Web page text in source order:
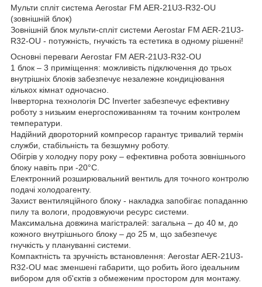
Мульти спліт система Aerostar FM AER-21U3-R32-OU
(зовнішній блок)
Зовнішній блок мульти-спліт системи Aerostar FM AER-21U3-
R32-OU - потужність, гнучкість та естетика в одному рішенні!
Основні переваги Aerostar FM AER-21U3-R32-OU
1 блок – 3 приміщення: можливість підключення до трьох
внутрішніх блоків забезпечує незалежне кондиціювання
кількох кімнат одночасно.
Інверторна технологія DC Inverter забезпечує ефективну
роботу з низьким енергоспоживанням та точним контролем
температури.
Надійний двороторний компресор гарантує тривалий термін
служби, стабільність та безшумну роботу.
Обігрів у холодну пору року – ефективна робота зовнішнього
блоку навіть при -20°C.
Електронний розширювальний вентиль для точного контролю
подачі холодоагенту.
Захист вентиляційного блоку - накладка запобігає попаданню
пилу та вологи, продовжуючи ресурс системи.
Максимальна довжина магістралей: загальна – до 40 м, до
кожного внутрішнього блоку – до 25 м, що забезпечує
гнучкість у плануванні системи.
Компактність та зручність встановлення: Aerostar AER-21U3-
R32-OU має зменшені габарити, що робить його ідеальним
вибором для об'єктів з обмеженим простором для монтажу.